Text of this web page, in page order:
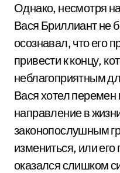
Однако, несмотря
Вася Бриллиант не
осознавал, что его
привести к концу,
неблагоприятным
Вася хотел
направление в
законопослушным
измениться, или его
оказался слишком